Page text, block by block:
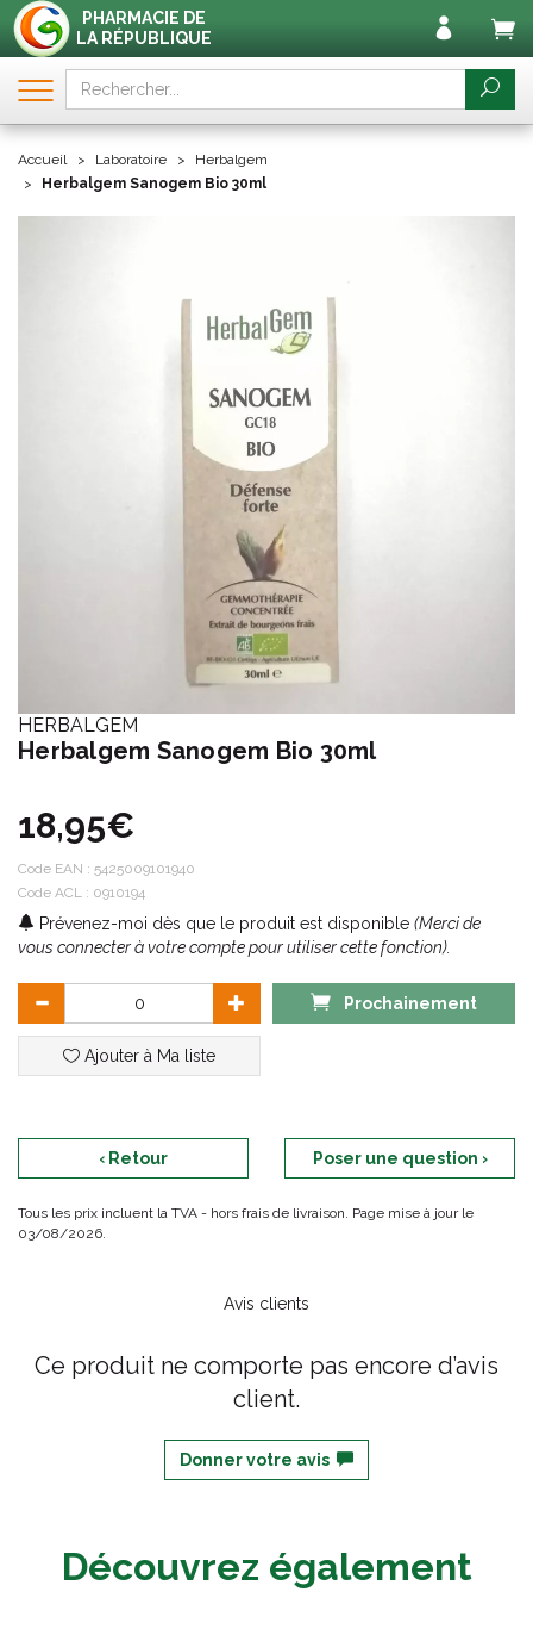
PHARMACIE DE
LA RÉPUBLIQUE
Accueil Laboratoire
Herbalgem
Herbalgem Sanogem Bio 30ml
HERBALGEM
Herbalgem Sanogem Bio 30ml
18,95€
Code EAN : 5425009101940
Code ACL : 0910194
Prévenez-moi dès que le produit est disponible (Merci de
vous connecter à votre compte pour utiliser cette fonction).
Prochainement
Ajouter à Ma liste
‹ Retour Poser une question ›
Tous les prix incluent la TVA - hors frais de livraison. Page mise à jour le
03/08/2026.
Avis clients
Ce produit ne comporte pas encore d’avis
client.
Donner votre avis
Découvrez également